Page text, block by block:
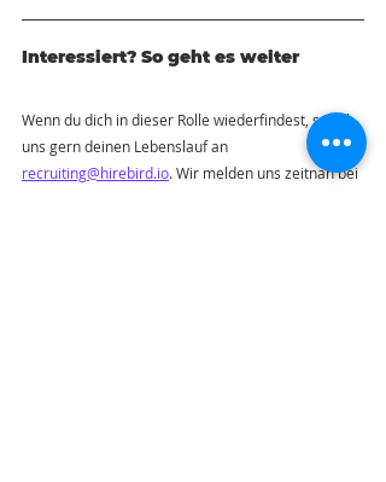
Interessiert? So geht es weiter
Wenn du dich in dieser Rolle wiederfindest, schick
uns gern deinen Lebenslauf an
recruiting@hirebird.io. Wir melden uns zeitnah bei